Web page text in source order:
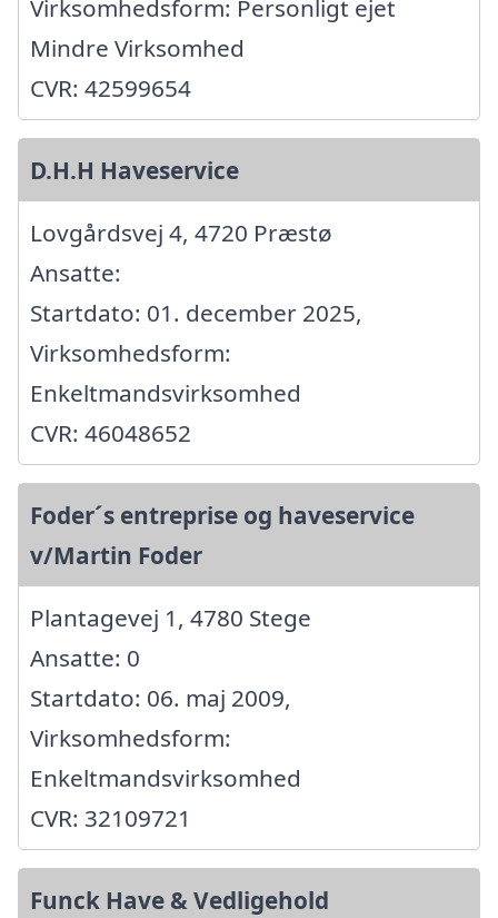
Virksomhedsform: Personligt ejet
Mindre Virksomhed
CVR: 42599654
D.H.H Haveservice
Lovgårdsvej 4, 4720 Præstø
Ansatte:
Startdato: 01. december 2025,
Virksomhedsform:
Enkeltmandsvirksomhed
CVR: 46048652
Foder´s entreprise og haveservice
v/Martin Foder
Plantagevej 1, 4780 Stege
Ansatte: 0
Startdato: 06. maj 2009,
Virksomhedsform:
Enkeltmandsvirksomhed
CVR: 32109721
Funck Have & Vedligehold